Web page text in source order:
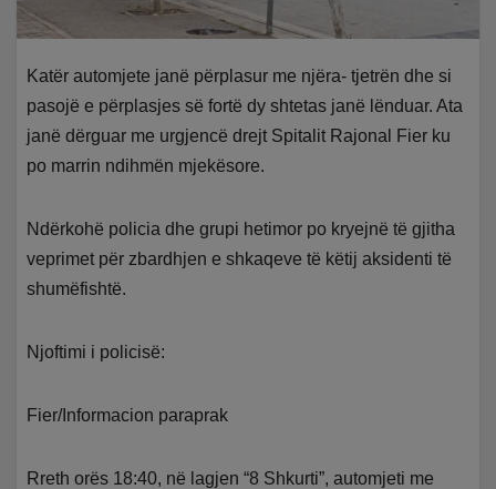
Katër automjete janë përplasur me njëra- tjetrën dhe si
pasojë e përplasjes së fortë dy shtetas janë lënduar. Ata
janë dërguar me urgjencë drejt Spitalit Rajonal Fier ku
po marrin ndihmën mjekësore.
Ndërkohë policia dhe grupi hetimor po kryejnë të gjitha
veprimet për zbardhjen e shkaqeve të këtij aksidenti të
shumëfishtë.
Njoftimi i policisë:
Fier/Informacion paraprak
Rreth orës 18:40, në lagjen “8 Shkurti”, automjeti me